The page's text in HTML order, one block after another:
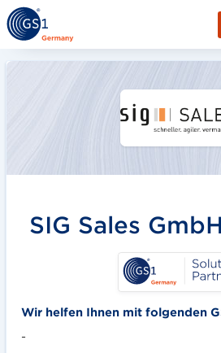
SIG Sales
Wir helfen Ihnen mit folgenden
-